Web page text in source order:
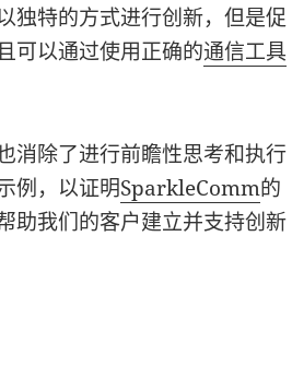
独特的方式进行创新，但是促
可以通过使用正确的通信工具
消除了进行前瞻性思考和执行
例，以证明SparkleComm的
助我们的客户建立并支持创新